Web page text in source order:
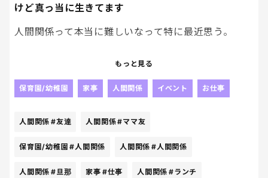
けど真っ当に生きてます
人間関係って本当に難しいなって特に最近思う。
周りのママ友は、ママ友コミュニティをちゃんと優
ランチに行ったり、集まったり、情報交換してる。
でも私は正直、そこを優先できない。
手。
もっと見る
保育園/幼稚園 家事 人間関係 イベント お仕事
人間関係 #友達 人間関係#ママ友
保育園/幼稚園 #人間関係 人間関係 #人間関係
人間関係 #旦那 家事 #仕事 人間関係 #ランチ